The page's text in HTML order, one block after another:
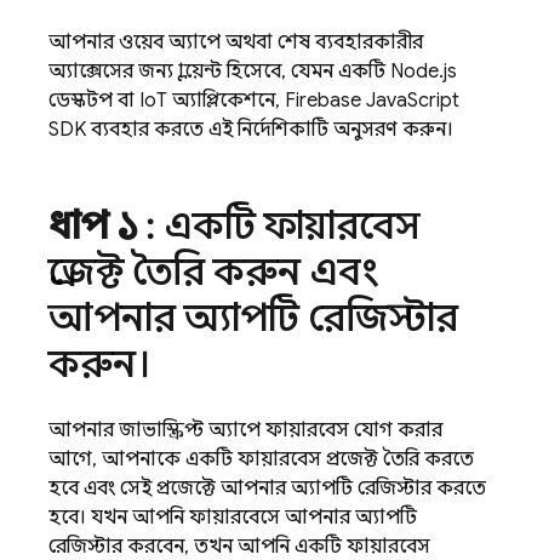
আপনার ওয়েব অ্যাপে অথবা শেষ ব্যবহারকারীর
অ্যাক্সেসের জন্য ক্লায়েন্ট হিসেবে, যেমন একটি Node.js
ডেস্কটপ বা IoT অ্যাপ্লিকেশনে, Firebase JavaScript
SDK ব্যবহার করতে এই নির্দেশিকাটি অনুসরণ করুন।
ধাপ ১: একটি ফায়ারবেস
প্রজেক্ট তৈরি করুন এবং
আপনার অ্যাপটি রেজিস্টার
করুন।
আপনার জাভাস্ক্রিপ্ট অ্যাপে ফায়ারবেস যোগ করার
আগে, আপনাকে একটি ফায়ারবেস প্রজেক্ট তৈরি করতে
হবে এবং সেই প্রজেক্টে আপনার অ্যাপটি রেজিস্টার করতে
হবে। যখন আপনি ফায়ারবেসে আপনার অ্যাপটি
রেজিস্টার করবেন, তখন আপনি একটি ফায়ারবেস